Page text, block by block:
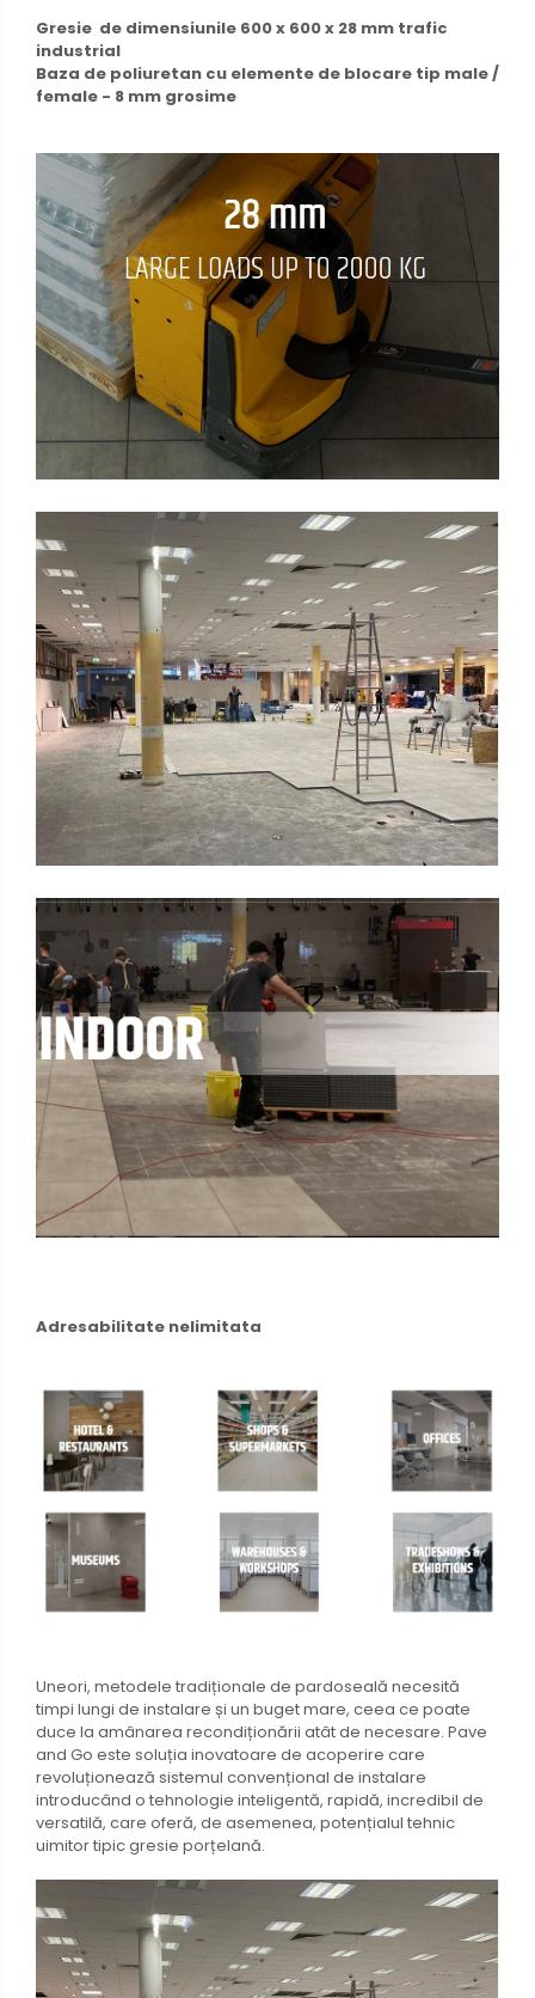
Gresie de dimensiunile 600 x 600 x 28 mm trafic
industrial
Baza de poliuretan cu elemente de blocare tip male /
female - 8 mm grosime
Adresabilitate nelimitata
Uneori, metodele tradiționale de pardoseală necesită
timpi lungi de instalare și un buget mare, ceea ce poate
duce la amânarea recondiționării atât de necesare. Pave
and Go este soluția inovatoare de acoperire care
revoluționează sistemul convențional de instalare
introducând o tehnologie inteligentă, rapidă, incredibil de
versatilă, care oferă, de asemenea, potențialul tehnic
uimitor tipic gresie porțelană.